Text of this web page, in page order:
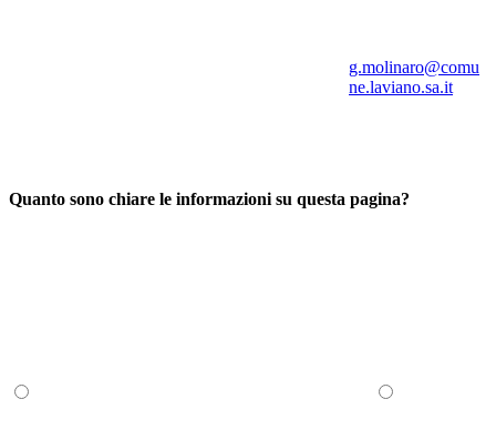
g.molinaro@comu
ne.laviano.sa.it
Quanto sono chiare le informazioni su questa pagina?